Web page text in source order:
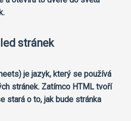
stránek
je jazyk, který se používá
stránek. Zatímco HTML tvoří
stará o to, jak bude stránka